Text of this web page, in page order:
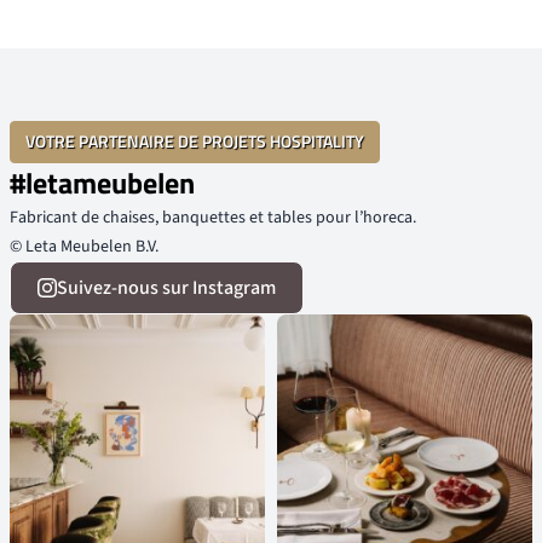
VOTRE PARTENAIRE DE PROJETS HOSPITALITY
#letameubelen
Fabricant de chaises, banquettes et tables pour l’horeca.
© Leta Meubelen B.V.
Suivez-nous sur Instagram